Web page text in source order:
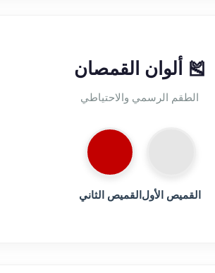
🎽 ألوان القمصان
الطقم الرسمي والاحتياطي
القميص الأول القميص الثاني